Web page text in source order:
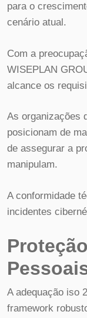
para o
cenário atual.
Com a
WISEPLAN
alcance os
As organizações
posicionam de
de assegurar a
manipulam.
A conformidade
incidentes
A adequação iso
framework